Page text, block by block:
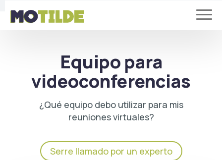
Equipo para
videoconferencias
¿Qué equipo debo utilizar para mis
reuniones virtuales?
Serre llamado por un experto